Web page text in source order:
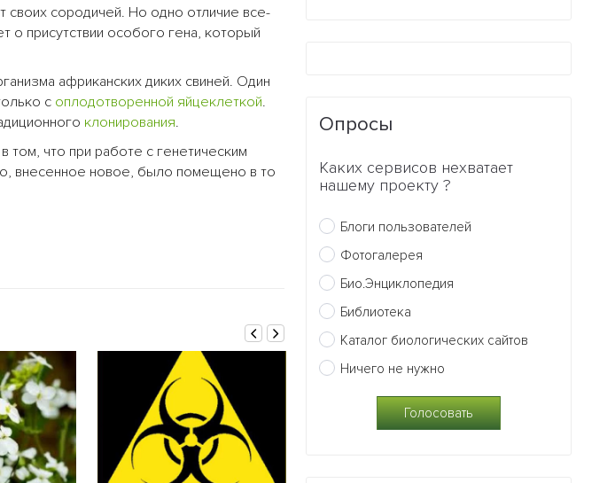
своих сородичей. Но одно отличие все-
о присутствии особого гена, который
африканских диких свиней. Один
с оплодотворенной яйцеклеткой.
клонирования.
том, что при работе с генетическим
внесенное новое, было помещено в то
Опросы
Каких сервисов нехватает
нашему проекту ?
Блоги пользователей
Фотогалерея
Био.Энциклопедия
Библиотека
Каталог биологических сайтов
Ничего не нужно